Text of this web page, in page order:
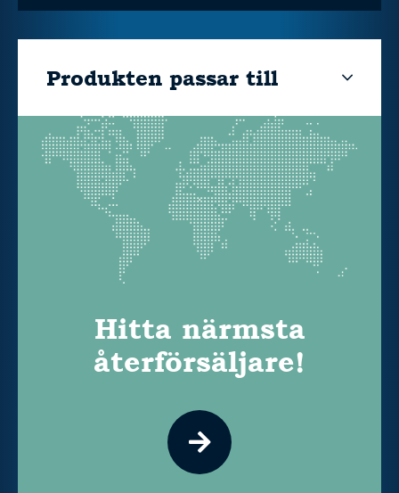
Produkten passar till
Hitta närmsta
återförsäljare!